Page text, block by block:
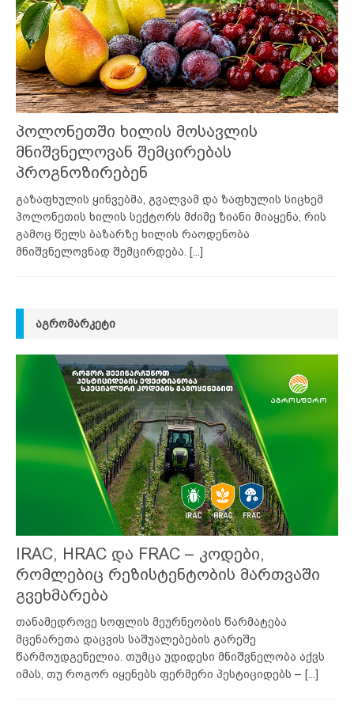
პოლონეთში ხილის მოსავლის
მნიშვნელოვან შემცირებას
პროგნოზირებენ
გაზაფხულის ყინვებმა, გვალვამ და ზაფხულის სიცხემ
პოლონეთის ხილის სექტორს მძიმე ზიანი მიაყენა, რის
გამოც წელს ბაზარზე ხილის რაოდენობა
მნიშვნელოვნად შემცირდება.
[...]
ᲐᲒᲠᲝᲛᲐᲠᲙᲔᲢᲘ
IRAC, HRAC და FRAC – კოდები,
რომლებიც რეზისტენტობის მართვაში
გვეხმარება
თანამედროვე სოფლის მეურნეობის წარმატება
მცენარეთა დაცვის საშუალებების გარეშე
წარმოუდგენელია. თუმცა უდიდესი მნიშვნელობა აქვს
იმას, თუ როგორ იყენებს ფერმერი პესტიციდებს – [...]